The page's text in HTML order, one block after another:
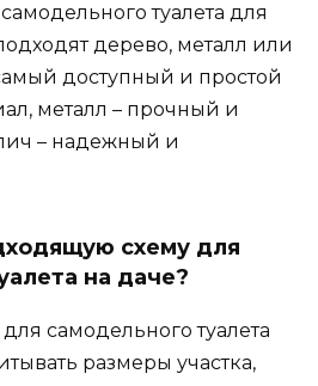
туалета для
дерево, металл или
доступный и простой
металл – прочный и
– надежный и
схему для
на даче?
самодельного туалета
размеры участка,